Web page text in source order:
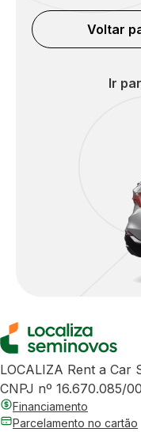
Voltar
Ir
LOCALIZA Rent a Car
CNPJ nº 16.670.085/
Financiamento
Parcelamento no cartão